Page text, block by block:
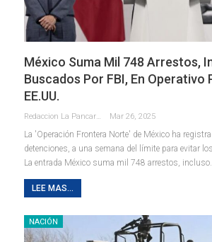
México Suma Mil 748 Arrestos,
Buscados Por FBI, En Operativo
EE.UU.
Redaccion La Pancarta De Quintana Roo Mar 26, 2025
La 'Operación Frontera Norte' de México ha
detenciones, a una semana del límite para evitar
La entrada México suma mil 748 arrestos,
LEE MAS...
NACIÓN